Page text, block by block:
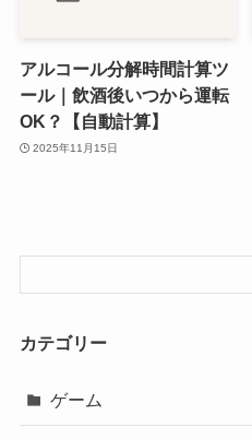
アルコール分解時間計算ツ
ール｜飲酒後いつから運転
OK？【自動計算】
2025年11月15日
カテゴリー
ゲーム